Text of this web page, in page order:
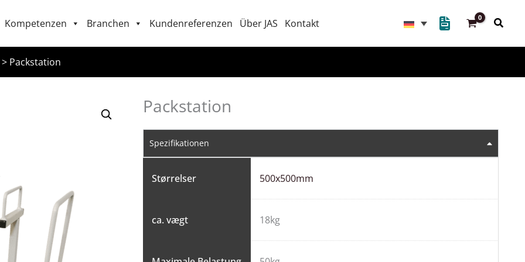
Kompetenzen Branchen Kundenreferenzen Über JAS Kontakt
> Packstation
Packstation
Spezifikationen
Størrelser 500x500mm
ca. vægt 18kg